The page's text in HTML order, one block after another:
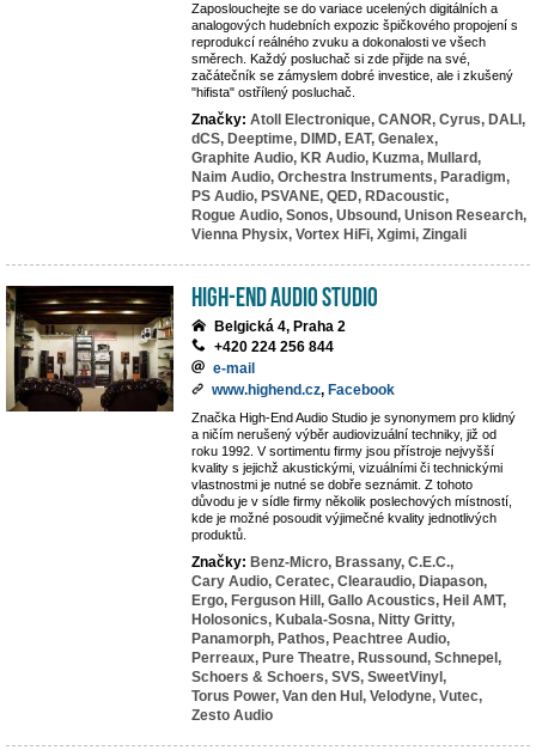
Zaposlouchejte se do variace ucelených digitálních a
analogových hudebních expozic špičkového propojení s
reprodukcí reálného zvuku a dokonalosti ve všech
směrech. Každý posluchač si zde přijde na své,
začátečník se zámyslem dobré investice, ale i zkušený
"hifista" ostřílený posluchač.
Značky: Atoll Electronique, CANOR, Cyrus, DALI,
dCS, Deeptime, DIMD, EAT, Genalex,
Graphite Audio, KR Audio, Kuzma, Mullard,
Naim Audio, Orchestra Instruments, Paradigm,
PS Audio, PSVANE, QED, RDacoustic,
Rogue Audio, Sonos, Ubsound, Unison Research,
Vienna Physix, Vortex HiFi, Xgimi, Zingali
High-End Audio Studio
Belgická 4, Praha 2
+420 224 256 844
e-mail
www.highend.cz, Facebook
Značka High-End Audio Studio je synonymem pro klidný
a ničím nerušený výběr audiovizuální techniky, již od
roku 1992. V sortimentu firmy jsou přístroje nejvyšší
kvality s jejichž akustickými, vizuálními či technickými
vlastnostmi je nutné se dobře seznámit. Z tohoto
důvodu je v sídle firmy několik poslechových místností,
kde je možné posoudit výjimečné kvality jednotlivých
produktů.
Značky: Benz-Micro, Brassany, C.E.C.,
Cary Audio, Ceratec, Clearaudio, Diapason,
Ergo, Ferguson Hill, Gallo Acoustics, Heil AMT,
Holosonics, Kubala-Sosna, Nitty Gritty,
Panamorph, Pathos, Peachtree Audio,
Perreaux, Pure Theatre, Russound, Schnepel,
Schoers & Schoers, SVS, SweetVinyl,
Torus Power, Van den Hul, Velodyne, Vutec,
Zesto Audio